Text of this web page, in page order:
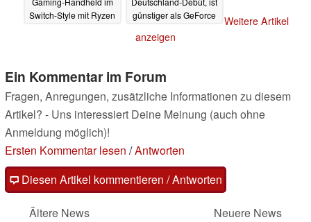
Switch-Style mit Ryzen
günstiger als GeForce
Weitere Artikel
anzeigen
Ein Kommentar im Forum
Fragen, Anregungen, zusätzliche Informationen zu diesem
Artikel? - Uns interessiert Deine Meinung (auch ohne
Anmeldung möglich)!
Ersten Kommentar lesen /Antworten
Diesen Artikel kommentieren / Antworten
Ältere News
Neuere News